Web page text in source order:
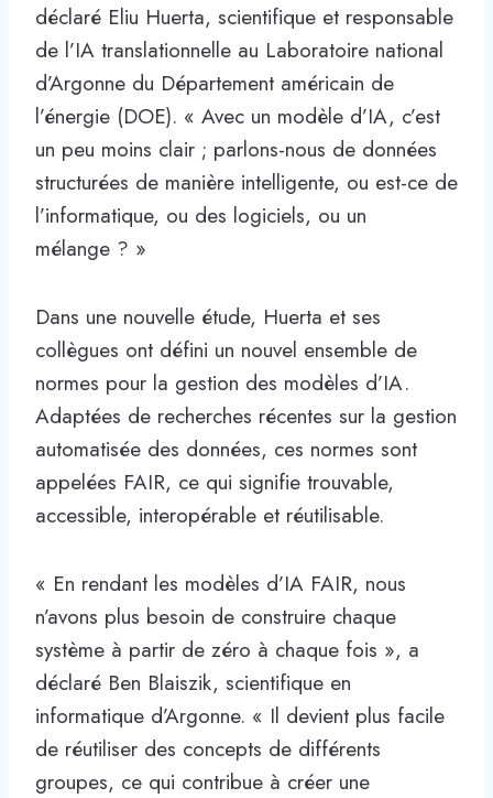
déclaré Eliu Huerta, scientifique et responsable
de l’IA translationnelle au Laboratoire national
d’Argonne du Département américain de
l’énergie (DOE). « Avec un modèle d’IA, c’est
un peu moins clair ; parlons-nous de données
structurées de manière intelligente, ou est-ce de
l’informatique, ou des logiciels, ou un
mélange ? »
Dans une nouvelle étude, Huerta et ses
collègues ont défini un nouvel ensemble de
normes pour la gestion des modèles d’IA.
Adaptées de recherches récentes sur la gestion
automatisée des données, ces normes sont
appelées FAIR, ce qui signifie trouvable,
accessible, interopérable et réutilisable.
« En rendant les modèles d’IA FAIR, nous
n’avons plus besoin de construire chaque
système à partir de zéro à chaque fois », a
déclaré Ben Blaiszik, scientifique en
informatique d’Argonne. « Il devient plus facile
de réutiliser des concepts de différents
groupes, ce qui contribue à créer une